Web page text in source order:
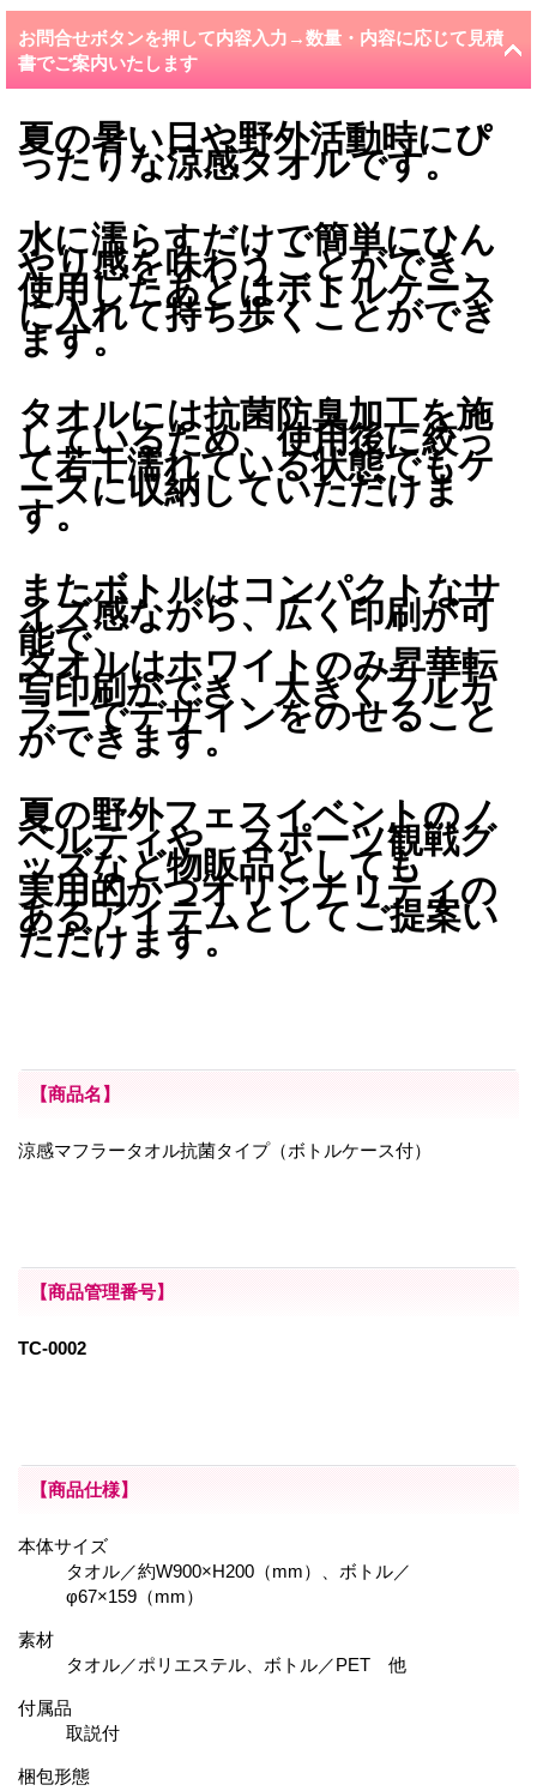
お問合せボタンを押して内容入力→数量・内容に応じて見積
書でご案内いたします
夏の暑い日や野外活動時にぴ
ったりな涼感タオルです。
水に濡らすだけで簡単にひん
やり感を味わうことができ、
使用したあとはボトルケース
に入れて持ち歩くことができ
ます。
タオルには抗菌防臭加工を施
しているため、使用後に絞っ
て若干濡れている状態でもケ
ースに収納していただけま
す。
またボトルはコンパクトなサ
イズ感ながら、広く印刷が可
能で、
タオルはホワイトのみ昇華転
写印刷ができ、大きくフルカ
ラーでデザインをのせること
ができます。
夏の野外フェスイベントのノ
ベルティや、スポーツ観戦グ
ッズなど物販品としても
実用的かつオリジナリティの
あるアイテムとしてご提案い
ただけます。
【商品名】
涼感マフラータオル抗菌タイプ（ボトルケース付）
【商品管理番号】
TC-0002
【商品仕様】
本体サイズ
タオル／約W900×H200（mm）、ボトル／
φ67×159（mm）
素材
タオル／ポリエステル、ボトル／PET 他
付属品
取説付
梱包形態